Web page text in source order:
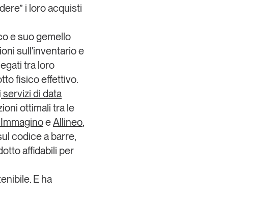
i loro acquisti
e suo gemello
sull'inventario e
tra loro
fisico effettivo.
servizi di data
ottimali tra le
eAllineo,
codice a barre,
affidabili per
. E ha